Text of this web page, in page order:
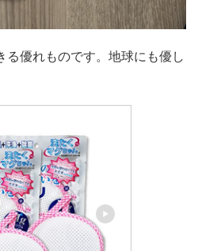
る優れものです。地球にも優し